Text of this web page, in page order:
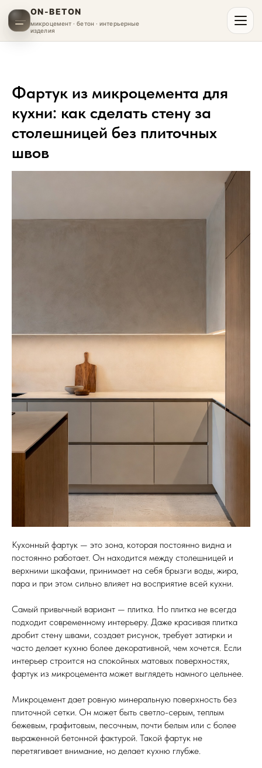
ON-BETON
микроцемент · бетон · интерьерные
изделия
Фартук из микроцемента для
кухни: как сделать стену за
столешницей без плиточных
швов
Кухонный фартук — это зона, которая постоянно видна и
постоянно работает. Он находится между столешницей и
верхними шкафами, принимает на себя брызги воды, жира,
пара и при этом сильно влияет на восприятие всей кухни.
Самый привычный вариант — плитка. Но плитка не всегда
подходит современному интерьеру. Даже красивая плитка
дробит стену швами, создает рисунок, требует затирки и
часто делает кухню более декоративной, чем хочется. Если
интерьер строится на спокойных матовых поверхностях,
фартук из микроцемента может выглядеть намного цельнее.
Микроцемент дает ровную минеральную поверхность без
плиточной сетки. Он может быть светло-серым, теплым
бежевым, графитовым, песочным, почти белым или с более
выраженной бетонной фактурой. Такой фартук не
перетягивает внимание, но делает кухню глубже.